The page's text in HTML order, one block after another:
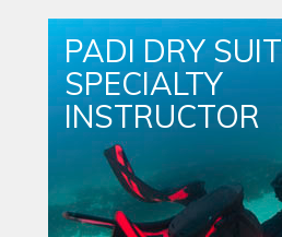
PADI DRY SUIT
SPECIALTY
INSTRUCTOR